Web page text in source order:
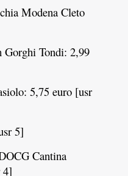
Modena Cleto
Gorghi Tondi: 2,99
5,75 euro [usr
5]
Cantina
4]